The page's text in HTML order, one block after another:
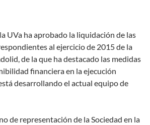
UVa ha aprobado la liquidación de las
al ejercicio de 2015 de la
de la que ha destacado las medidas
financiera en la ejecución
desarrollando el actual equipo de
de representación de la Sociedad en la